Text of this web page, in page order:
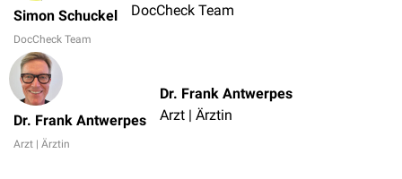
Simon Schuckel
DocCheck Team
DocCheck Team
Dr. Frank Antwerpes
Arzt | Ärztin
Dr. Frank Antwerpes
Arzt | Ärztin